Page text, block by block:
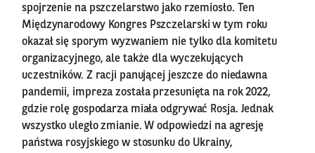
spojrzenie na pszczelarstwo jako rzemiosło. Ten
Międzynarodowy Kongres Pszczelarski w tym roku
okazał się sporym wyzwaniem nie tylko dla komitetu
organizacyjnego, ale także dla wyczekujących
uczestników. Z racji panującej jeszcze do niedawna
pandemii, impreza została przesunięta na rok 2022,
gdzie rolę gospodarza miała odgrywać Rosja. Jednak
wszystko uległo zmianie. W odpowiedzi na agresję
państwa rosyjskiego w stosunku do Ukrainy,